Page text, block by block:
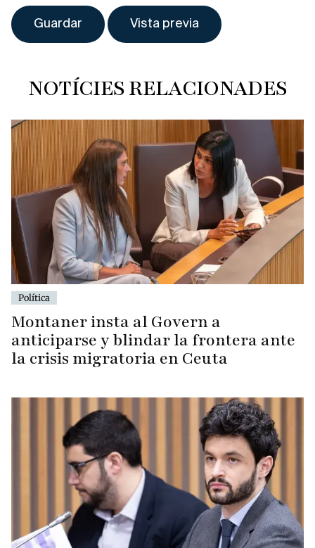
NOTÍCIES RELACIONADES
Política
Montaner insta al Govern a
anticiparse y blindar la frontera ante
la crisis migratoria en Ceuta